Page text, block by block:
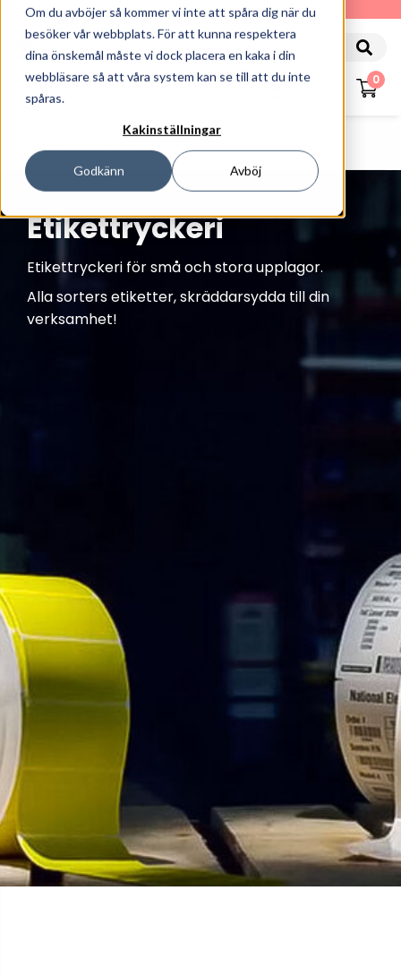
Om du avböjer så kommer vi inte att spåra dig när du
besöker vår webbplats. För att kunna respektera
dina önskemål måste vi dock placera en kaka i din
webbläsare så att våra system kan se till att du inte
spåras.
Kakinställningar
Godkänn Avböj
010-162 61 90
0
Tjänster Etikettryckeri
Etikettryckeri
Etikettryckeri för små och stora upplagor.
Alla sorters etiketter, skräddarsydda till din
verksamhet!